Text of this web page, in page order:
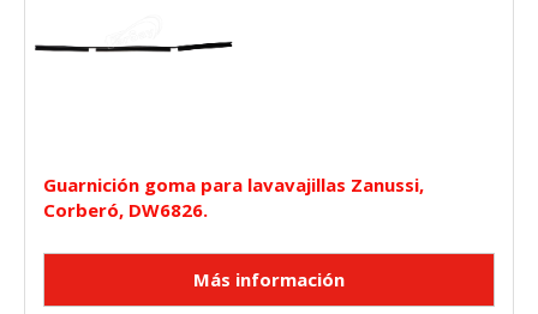
Guarnición goma para lavavajillas Zanussi,
Corberó, DW6826.